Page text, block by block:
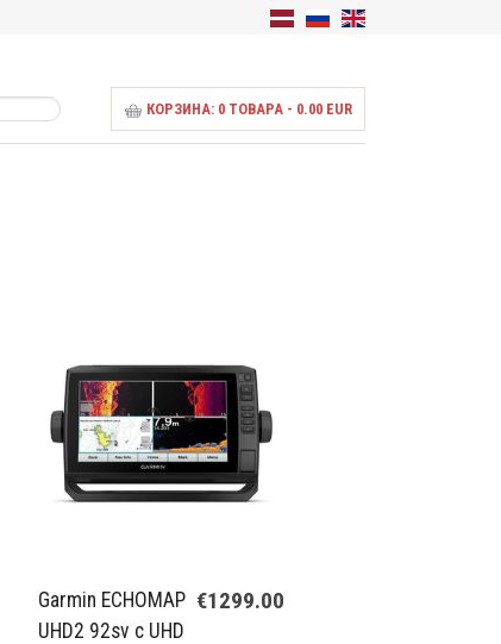
КОРЗИНА: 0 ТОВАРА - 0.00 EUR
Garmin ECHOMAP
UHD2 92sv с UHD
€1299.00